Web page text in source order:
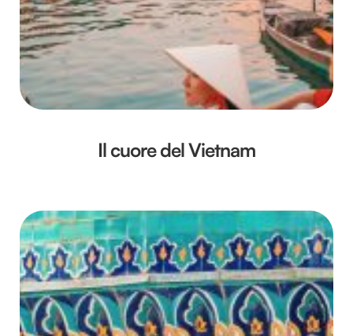
Il cuore del Vietnam